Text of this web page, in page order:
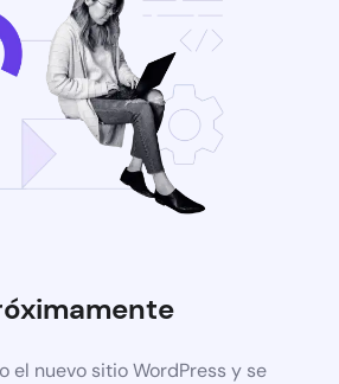
el nuevo sitio WordPress y se